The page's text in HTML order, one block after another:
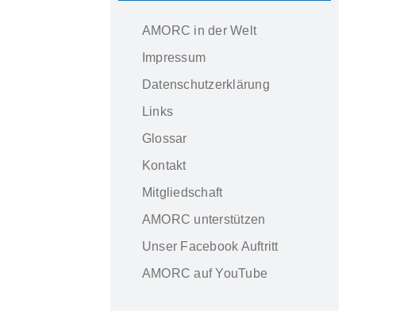
AMORC in der Welt
Impressum
Datenschutzerklärung
Links
Glossar
Kontakt
Mitgliedschaft
AMORC unterstützen
Unser Facebook Auftritt
AMORC auf YouTube